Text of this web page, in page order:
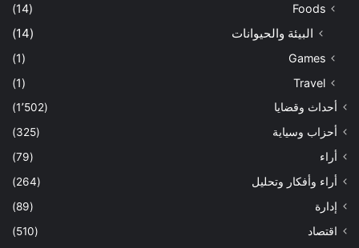
Foods
(14)
البيئة والحيوانات (14)
Games
(1)
Travel
(1)
أحداث وقضايا
(1٬502)
أحزاب وسياية
(325)
أراء
(79)
أراء وأفكار وتحليل
(264)
إدارة
(89)
اقتصاد
(510)